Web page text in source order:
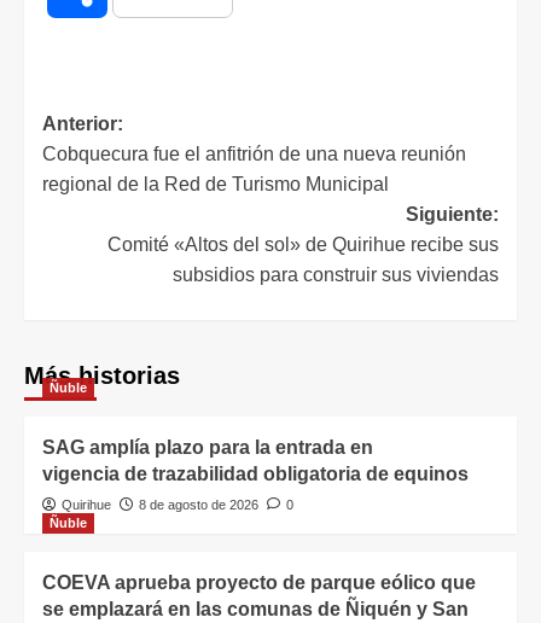
Anterior:
Cobquecura fue el anfitrión de una nueva reunión
regional de la Red de Turismo Municipal
Siguiente:
Comité «Altos del sol» de Quirihue recibe sus
subsidios para construir sus viviendas
Más historias
Ñuble
SAG amplía plazo para la entrada en
vigencia de trazabilidad obligatoria de equinos
Quirihue 8 de agosto de 2026
0
Ñuble
COEVA aprueba proyecto de parque eólico que
se emplazará en las comunas de Ñiquén y San